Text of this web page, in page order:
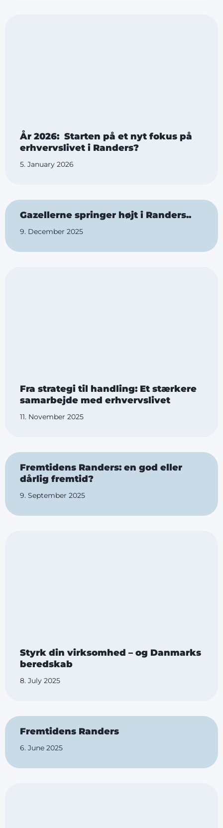
År 2026: Starten på et nyt fokus på
erhvervslivet i Randers?
5. January 2026
Gazellerne springer højt i Randers..
9. December 2025
Fra strategi til handling: Et stærkere
samarbejde med erhvervslivet
11. November 2025
Fremtidens Randers: en god eller
dårlig fremtid?
9. September 2025
Styrk din virksomhed – og Danmarks
beredskab
8. July 2025
Fremtidens Randers
6. June 2025